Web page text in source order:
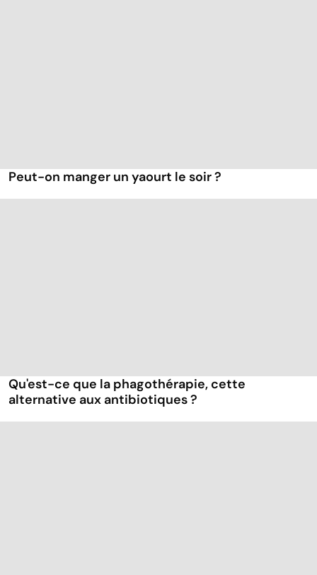
Peut-on manger un yaourt le soir ?
Qu'est-ce que la phagothérapie, cette
alternative aux antibiotiques ?